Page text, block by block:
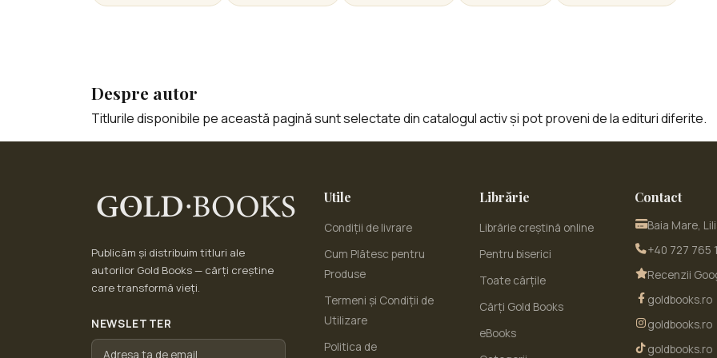
Despre autor
Titlurile disponibile pe această pagină sunt selectate din catalogul activ și pot proveni de la edituri diferite.
Publicăm și distribuim titluri ale
autorilor Gold Books — cărți creștine
care transformă vieți.
NEWSLETTER
Utile
Condiții de livrare
Cum Plătesc pentru
Produse
Termeni și Condiții de
Utilizare
Politica de
Librărie
Librărie creștină online
Pentru biserici
Toate cărțile
Cărți Gold Books
eBooks
Contact
Baia Mare,
+40 727 765
Recenzii
goldbooks.ro
goldbooks.ro
goldbooks.ro